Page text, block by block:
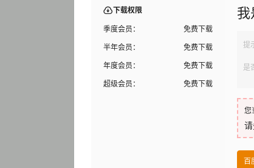
下载权限
季度会员：
免费下载
半年会员：
免费下载
年度会员：
免费下载
超级会员：
免费下载
我
提
是
您
百